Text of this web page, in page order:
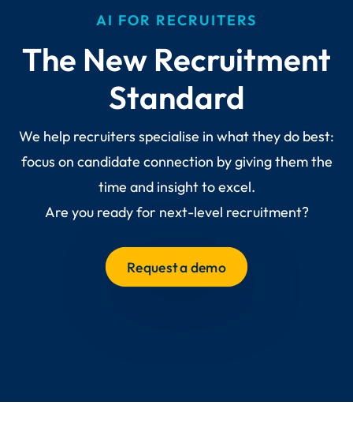
AI FOR RECRUITERS
The New Recruitment
Standard
We help recruiters specialise in what they do best:
focus on candidate connection by giving them the
time and insight to excel.
Are you ready for next-level recruitment?
Request a demo